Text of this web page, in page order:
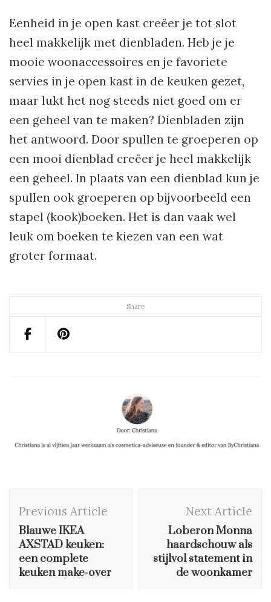
Share
Eenheid in je open kast creëer je tot slot
heel makkelijk met dienbladen. Heb je je
mooie woonaccessoires en je favoriete
servies in je open kast in de keuken gezet,
maar lukt het nog steeds niet goed om er
een geheel van te maken? Dienbladen zijn
het antwoord. Door spullen te groeperen op
een mooi dienblad creëer je heel makkelijk
een geheel. In plaats van een dienblad kun je
spullen ook groeperen op bijvoorbeeld een
stapel (kook)boeken. Het is dan vaak wel
leuk om boeken te kiezen van een wat
groter formaat.
Navigation
Previous Article
Blauwe IKEA
AXSTAD keuken:
een complete
keuken make-over
Next Article
Loberon Monna
haardschouw als
stijlvol statement in
de woonkamer